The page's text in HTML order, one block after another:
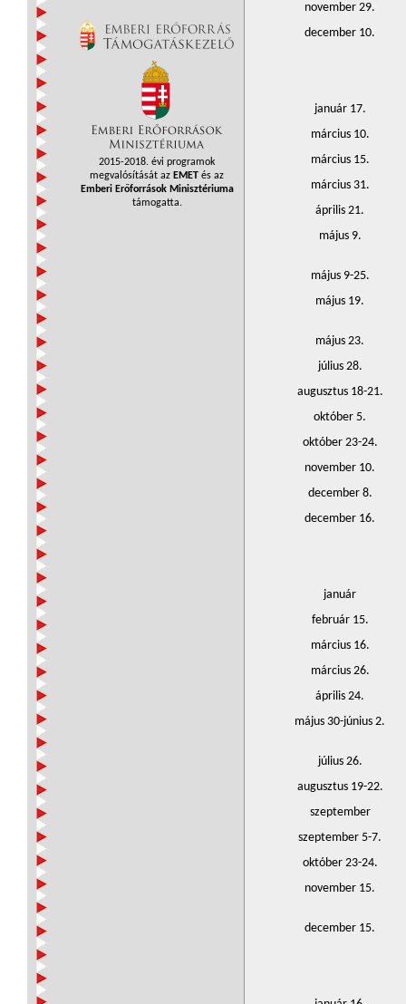
2015-2018. évi programok
megvalósítását az EMET és az
Emberi Erőforrások Minisztériuma
támogatta.
november 29.
december 10.
január 17.
március 10.
március 15.
március 31.
április 21.
május 9.
május 9-25.
május 19.
május 23.
július 28.
augusztus 18-21.
október 5.
október 23-24.
november 10.
december 8.
december 16.
január
február 15.
március 16.
március 26.
április 24.
május 30-június 2.
július 26.
augusztus 19-22.
szeptember
szeptember 5-7.
október 23-24.
november 15.
december 15.